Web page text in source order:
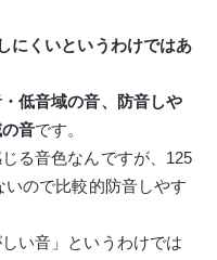
にくいというわけではあ
低音域の音、防音しや
音です。
る音色なんですが、125
ので比較的防音しやす
い音」というわけでは